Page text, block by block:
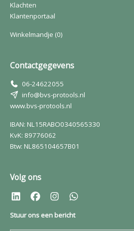
Klachten
Klantenportaal
Winkelmandje (0)
Contactgegevens
06-24622055
info@bvs-protools.nl
www.bvs-protools.nl
IBAN: NL15RABO0340565330
KvK: 89776062
Btw: NL865104657B01
Volg ons
Stuur ons een bericht